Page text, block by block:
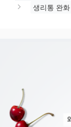
생리통 완